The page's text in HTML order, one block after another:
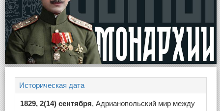
Историческая дата
1829, 2(14) сентября, Адрианопольский мир между